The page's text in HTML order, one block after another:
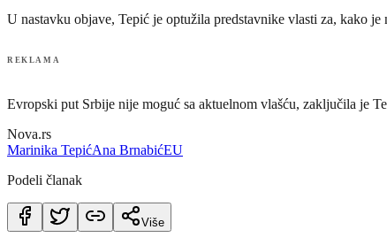
U nastavku objave, Tepić je optužila predstavnike vlasti za, kako
REKLAMA
Evropski put Srbije nije moguć sa aktuelnom vlašću, zaključila je
Nova.rs
Marinika TepićAna BrnabićEU
Podeli članak
Više